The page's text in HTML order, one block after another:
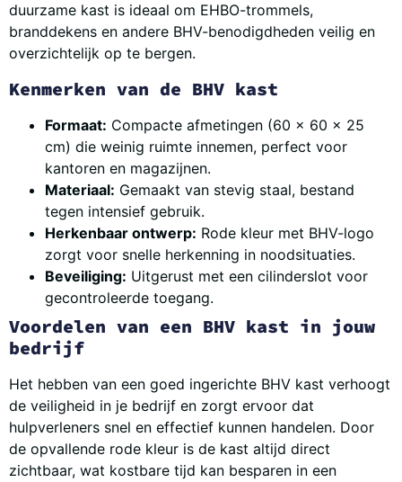
duurzame kast is ideaal om EHBO-trommels,
branddekens en andere BHV-benodigdheden veilig en
overzichtelijk op te bergen.
Kenmerken van de BHV kast
Formaat: Compacte afmetingen (60 x 60 x 25
cm) die weinig ruimte innemen, perfect voor
kantoren en magazijnen.
Materiaal: Gemaakt van stevig staal, bestand
tegen intensief gebruik.
Herkenbaar ontwerp: Rode kleur met BHV-logo
zorgt voor snelle herkenning in noodsituaties.
Beveiliging: Uitgerust met een cilinderslot voor
gecontroleerde toegang.
Voordelen van een BHV kast in jouw
bedrijf
Het hebben van een goed ingerichte BHV kast verhoogt
de veiligheid in je bedrijf en zorgt ervoor dat
hulpverleners snel en effectief kunnen handelen. Door
de opvallende rode kleur is de kast altijd direct
zichtbaar, wat kostbare tijd kan besparen in een